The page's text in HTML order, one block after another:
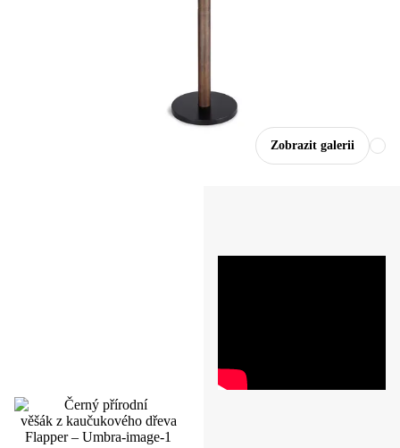
Zobrazit galerii